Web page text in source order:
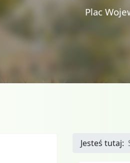
Plac
Jesteś tutaj: